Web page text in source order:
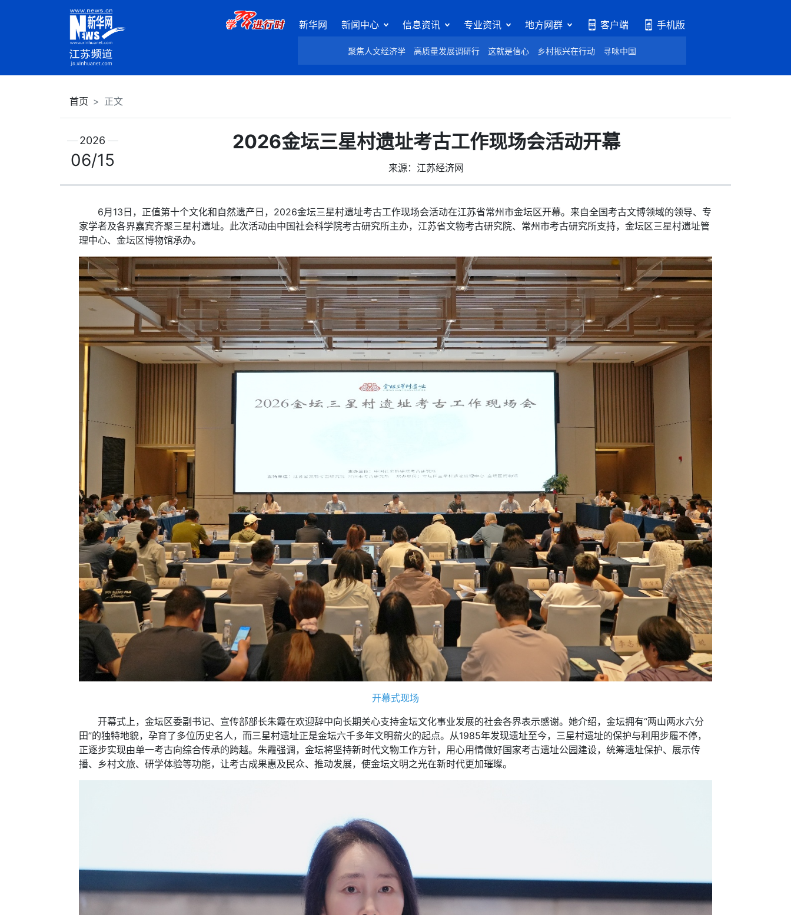
新华网 新闻中心 信息资讯 专业资讯 地方网群 客户端 手机版
聚焦人文经济学 高质量发展调研行 这就是信心 乡村振兴在行动 寻味中国
首页 正文
2026金坛三星村遗址考古工作现场会活动开幕
来源：江苏经济网
2026
06/15
6月13日，正值第十个文化和自然遗产日，2026金坛三星村遗址考古工作现场会活动在江苏省常州市金坛区开幕。来自全国考古文博领域的领导、专
家学者及各界嘉宾齐聚三星村遗址。此次活动由中国社会科学院考古研究所主办，江苏省文物考古研究院、常州市考古研究所支持，金坛区三星村遗址管
理中心、金坛区博物馆承办。
开幕式现场
开幕式上，金坛区委副书记、宣传部部长朱霞在欢迎辞中向长期关心支持金坛文化事业发展的社会各界表示感谢。她介绍，金坛拥有“两山两水六分
田”的独特地貌，孕育了多位历史名人，而三星村遗址正是金坛六千多年文明薪火的起点。从1985年发现遗址至今，三星村遗址的保护与利用步履不停，
正逐步实现由单一考古向综合传承的跨越。朱霞强调，金坛将坚持新时代文物工作方针，用心用情做好国家考古遗址公园建设，统筹遗址保护、展示传
播、乡村文旅、研学体验等功能，让考古成果惠及民众、推动发展，使金坛文明之光在新时代更加璀璨。